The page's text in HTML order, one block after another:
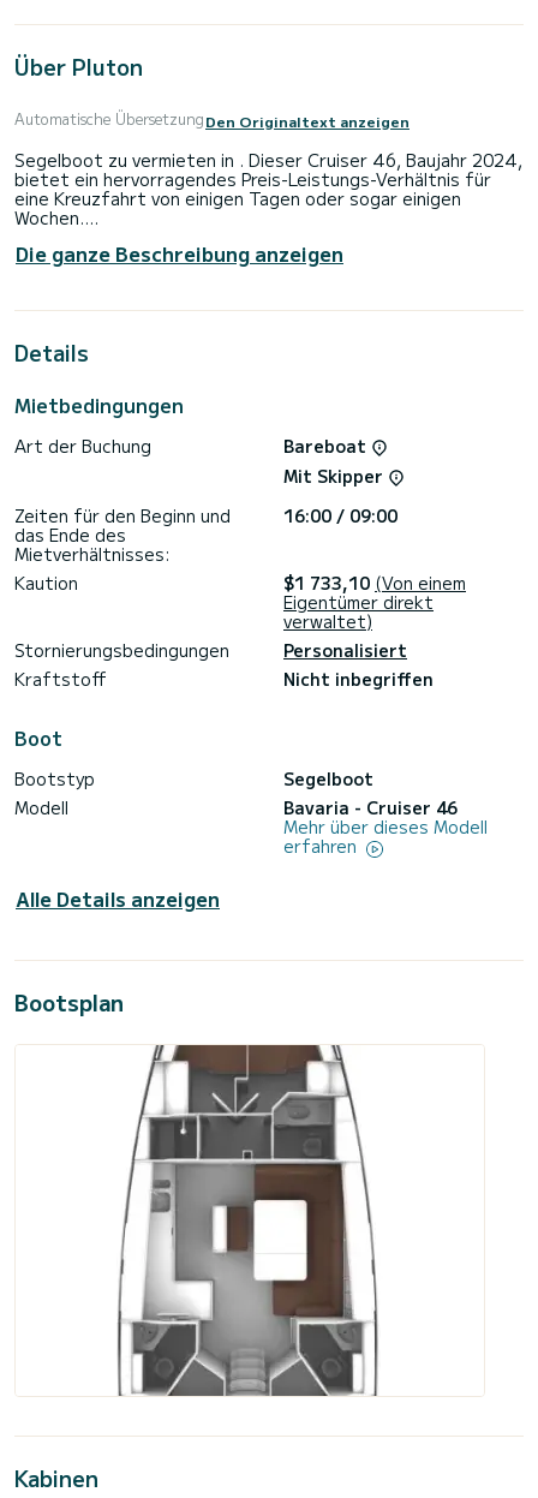
Über Pluton
Automatische ÜbersetzungDen Originaltext anzeigen
Segelboot zu vermieten in . Dieser Cruiser 46, Baujahr 2024,
bietet ein hervorragendes Preis-Leistungs-Verhältnis für
eine Kreuzfahrt von einigen Tagen oder sogar einigen
Wochen.
Sie werden eine außergewöhnliche Kreuzfahrt auf diesem 14
Meter langen Segelboot erleben. Sie können während der
Kabinen mit vollem Komfort nutzen.
Dieser Cruiser 46 ist mit 3 Toiletten mit Dusche
Dieses Boot ist mit einem Rollgroßsegel und einer Rollgenua
Autopilot, Bugstrahlruder, Fernseher, Lautsprecher, WLAN
und Internet, Deckdusche, Badeplattform.
Für Informationsanfragen oder Reservierungen klicken Sie
auf die Schaltfläche „Angebot anfordern“. Ein SamBoat-
Die ganze Beschreibung anzeigen
Details
Mietbedingungen
Art der Buchung
Bareboat
Mit Skipper
Zeiten für den Beginn und
das Ende des
Mietverhältnisses:
16:00 / 09:00
Kaution $1 733,10 (Von einem
Eigentümer direkt
verwaltet)
Stornierungsbedingungen
Personalisiert
Kraftstoff
Nicht inbegriffen
Boot
Bootstyp
Segelboot
Modell
Bavaria - Cruiser 46
Mehr über dieses Modell
erfahren
Alle Details anzeigen
Bootsplan
Kabinen